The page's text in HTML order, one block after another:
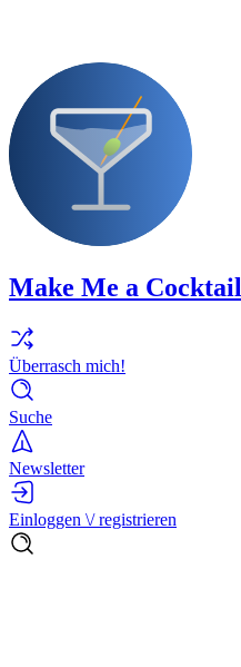
Make Me a Cocktail
Überrasch mich!
Suche
Newsletter
Einloggen \/ registrieren